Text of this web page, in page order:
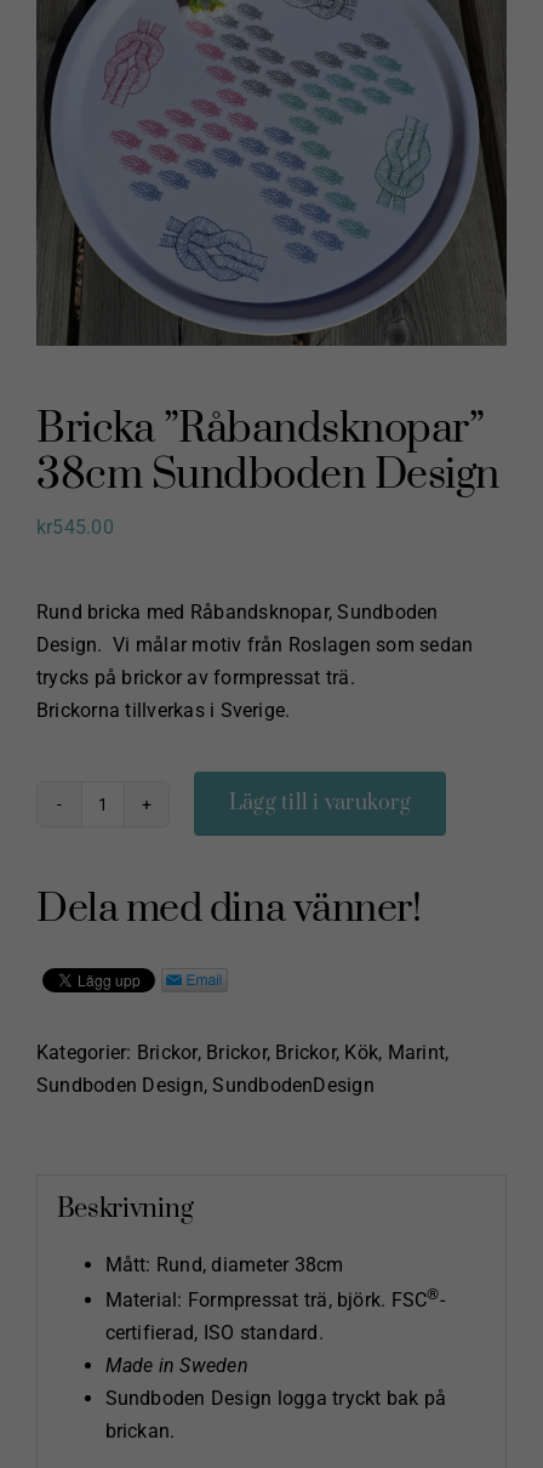
Kontakt & Öppettider
Webshop
Kundvagn
Bricka ”Råbandsknopar”
38cm Sundboden Design
kr545.00
Rund bricka med Råbandsknopar, Sundboden
Design. Vi målar motiv från Roslagen som sedan
trycks på brickor av formpressat trä.
Brickorna tillverkas i Sverige.
Sundboden
mängd
Lägg till i varukorg
Dela med dina vänner!
Kategorier: Brickor, Brickor, Brickor, Kök, Marint,
Sundboden Design,SundbodenDesign
Beskrivning
Mått: Rund, diameter 38cm
Material: Formpressat trä, björk. FSC®-
certifierad, ISO standard.
Made in Sweden
Sundboden Design logga tryckt bak på
brickan.